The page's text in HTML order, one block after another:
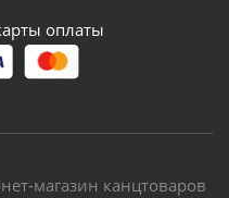
оплаты
магазин канцтоваров